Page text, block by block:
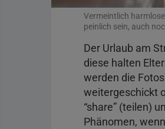
Vermeintlich
peinlich sein, auch
Der Urlaub am
diese halten
werden die
weitergeschickt
“share” (teilen)
Phänomen,